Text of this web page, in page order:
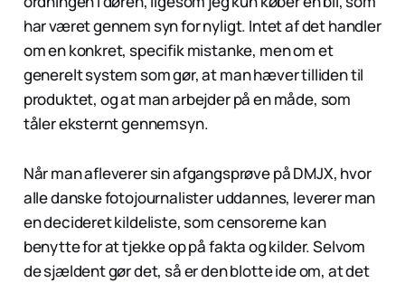
har været gennem syn for nyligt. Intet af det handler
om en konkret, specifik mistanke, men om et
generelt system som gør, at man hæver tilliden til
produktet, og at man arbejder på en måde, som
tåler eksternt gennemsyn.
Når man afleverer sin afgangsprøve på DMJX, hvor
alle danske fotojournalister uddannes, leverer man
en decideret kildeliste, som censorerne kan
benytte for at tjekke op på fakta og kilder. Selvom
de sjældent gør det, så er den blotte ide om, at det